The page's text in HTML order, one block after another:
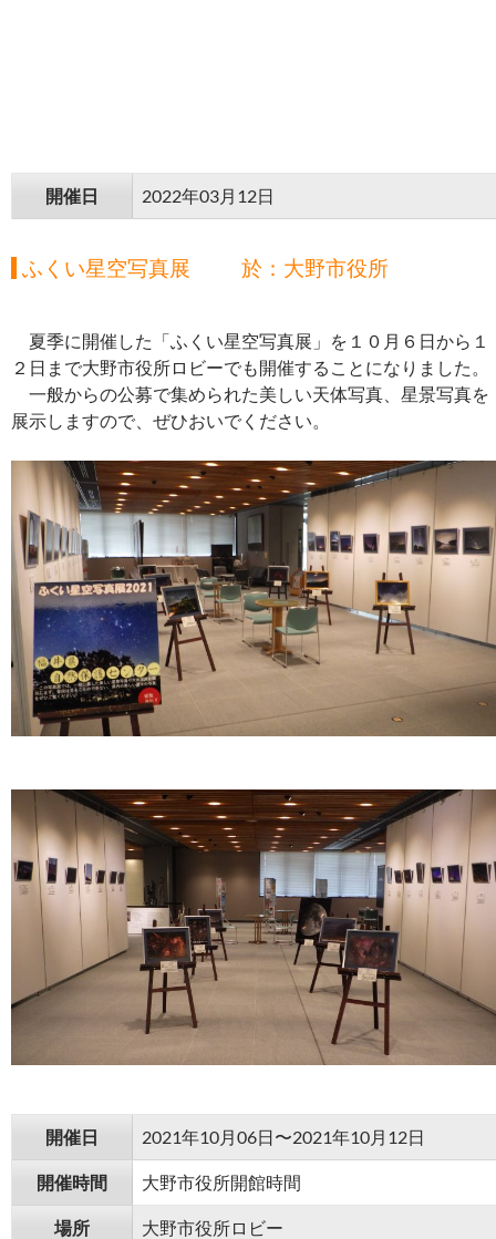
開催日 2022年03月12日
ふくい星空写真展 於：大野市役所
夏季に開催した「ふくい星空写真展」を１０月６日から１
２日まで大野市役所ロビーでも開催することになりました。
一般からの公募で集められた美しい天体写真、星景写真を
展示しますので、ぜひおいでください。
開催日 2021年10月06日〜2021年10月12日
開催時間 大野市役所開館時間
場所 大野市役所ロビー